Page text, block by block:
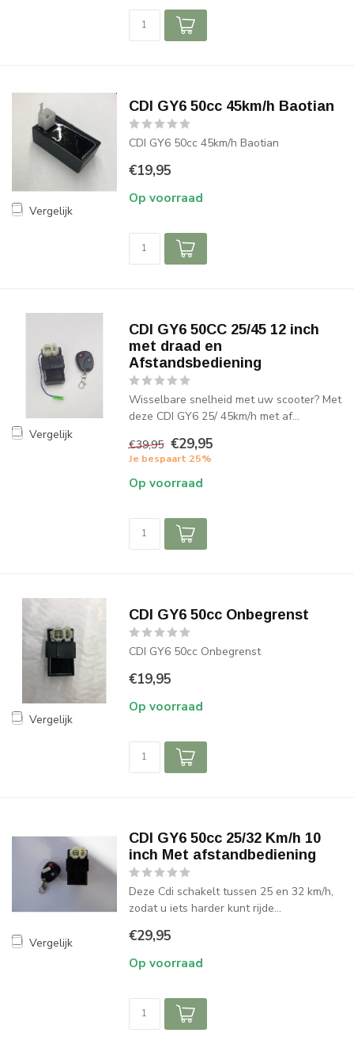
Vergelijk
CDI GY6 50cc 45km/h Baotian
CDI GY6 50cc 45km/h Baotian
€19,95
Op voorraad
Vergelijk
CDI GY6 50CC 25/45 12 inch
met draad en
Afstandsbediening
Wisselbare snelheid met uw scooter? Met
deze CDI GY6 25/ 45km/h met af...
€39,95 €29,95
Je bespaart 25%
Op voorraad
Vergelijk
CDI GY6 50cc Onbegrenst
CDI GY6 50cc Onbegrenst
€19,95
Op voorraad
Vergelijk
CDI GY6 50cc 25/32 Km/h 10
inch Met afstandbediening
Deze Cdi schakelt tussen 25 en 32 km/h,
zodat u iets harder kunt rijde...
€29,95
Op voorraad